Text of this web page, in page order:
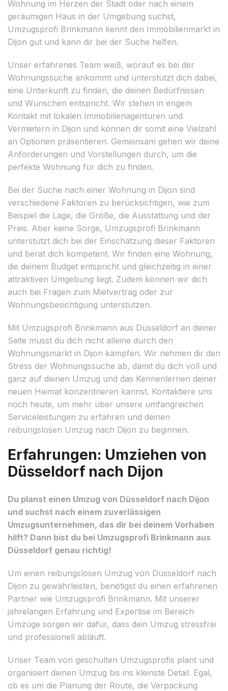
Wohnung im Herzen der Stadt oder nach einem
geräumigen Haus in der Umgebung suchst,
Umzugsprofi Brinkmann kennt den Immobilienmarkt in
Dijon gut und kann dir bei der Suche helfen.
Unser erfahrenes Team weiß, worauf es bei der
Wohnungssuche ankommt und unterstützt dich dabei,
eine Unterkunft zu finden, die deinen Bedürfnissen
und Wünschen entspricht. Wir stehen in engem
Kontakt mit lokalen Immobilienagenturen und
Vermietern in Dijon und können dir somit eine Vielzahl
an Optionen präsentieren. Gemeinsam gehen wir deine
Anforderungen und Vorstellungen durch, um die
perfekte Wohnung für dich zu finden.
Bei der Suche nach einer Wohnung in Dijon sind
verschiedene Faktoren zu berücksichtigen, wie zum
Beispiel die Lage, die Größe, die Ausstattung und der
Preis. Aber keine Sorge, Umzugsprofi Brinkmann
unterstützt dich bei der Einschätzung dieser Faktoren
und berät dich kompetent. Wir finden eine Wohnung,
die deinem Budget entspricht und gleichzeitig in einer
attraktiven Umgebung liegt. Zudem können wir dich
auch bei Fragen zum Mietvertrag oder zur
Wohnungsbesichtigung unterstützen.
Mit Umzugsprofi Brinkmann aus Düsseldorf an deiner
Seite musst du dich nicht alleine durch den
Wohnungsmarkt in Dijon kämpfen. Wir nehmen dir den
Stress der Wohnungssuche ab, damit du dich voll und
ganz auf deinen Umzug und das Kennenlernen deiner
neuen Heimat konzentrieren kannst. Kontaktiere uns
noch heute, um mehr über unsere umfangreichen
Serviceleistungen zu erfahren und deinen
reibungslosen Umzug nach Dijon zu beginnen.
Erfahrungen: Umziehen von
Düsseldorf nach Dijon
Du planst einen Umzug von Düsseldorf nach Dijon
und suchst nach einem zuverlässigen
Umzugsunternehmen, das dir bei deinem Vorhaben
hilft? Dann bist du bei Umzugsprofi Brinkmann aus
Düsseldorf genau richtig!
Um einen reibungslosen Umzug von Düsseldorf nach
Dijon zu gewährleisten, benötigst du einen erfahrenen
Partner wie Umzugsprofi Brinkmann. Mit unserer
jahrelangen Erfahrung und Expertise im Bereich
Umzüge sorgen wir dafür, dass dein Umzug stressfrei
und professionell abläuft.
Unser Team von geschulten Umzugsprofis plant und
organisiert deinen Umzug bis ins kleinste Detail. Egal,
ob es um die Planung der Route, die Verpackung